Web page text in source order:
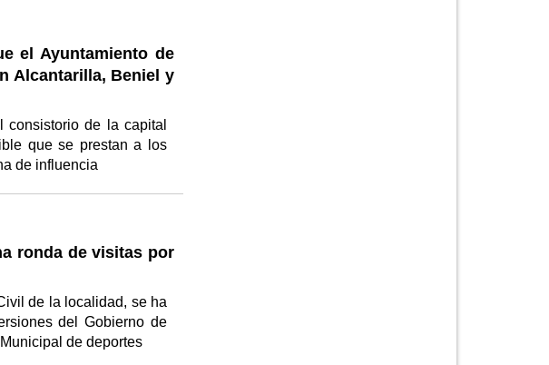
el Ayuntamiento de
Alcantarilla, Beniel y
consistorio de la capital
que se prestan a los
de influencia
ronda de visitas por
de la localidad, se ha
del Gobierno de
de deportes